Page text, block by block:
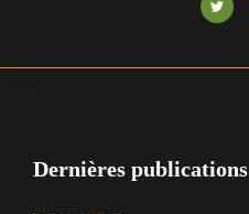
Dernières publications